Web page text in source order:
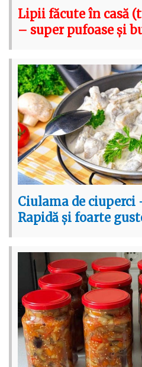
Lipii făcute în casă
– super pufoase și
Ciulama de ciuperci
Rapidă și foarte